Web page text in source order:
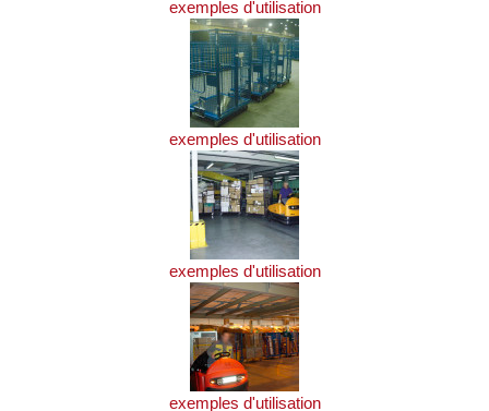
exemples d'utilisation
exemples d'utilisation
exemples d'utilisation
exemples d'utilisation